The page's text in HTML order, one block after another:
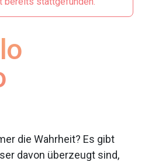
die Wahrheit? Es gibt
davon überzeugt sind,